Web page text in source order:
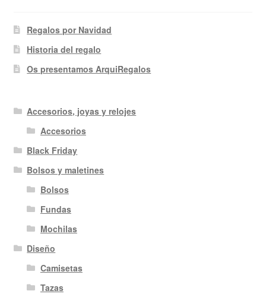
Regalos por Navidad
Historia del regalo
Os presentamos ArquiRegalos
Accesorios, joyas y relojes
Accesorios
Black Friday
Bolsos y maletines
Bolsos
Fundas
Mochilas
Diseño
Camisetas
Tazas